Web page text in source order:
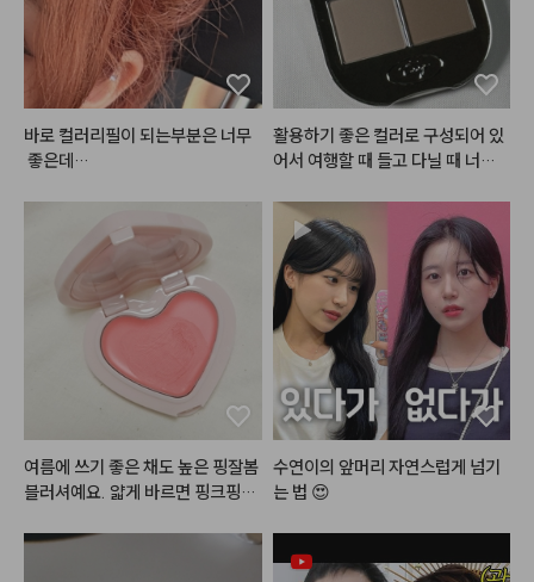
바로 컬러리필이 되는부분은 너무
좋은데
활용하기 좋은 컬러로 구성되어 있
어서 여행할 때 들고 다닐 때 너무
서 쿨톤이 사용하기 좋은 컬러예요!
무펄 하이라이터만 조금 노란기가
빠졌으면..!!
여름에 쓰기 좋은 채도 높은 핑잘봄
블러셔예요. 얇게 바르면 핑크핑크
라 여러가지로 활용하기 좋아요. 멀
수연이의 앞머리 자연스럽게 넘기
는 법 😍